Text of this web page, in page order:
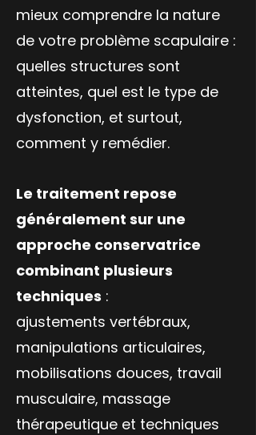
mieux comprendre la nature
de votre problème scapulaire :
quelles structures sont
atteintes, quel est le type de
dysfonction, et surtout,
comment y remédier.
Le traitement repose
généralement sur une
approche conservatrice
combinant plusieurs
techniques :
ajustements vertébraux,
manipulations articulaires,
mobilisations douces, travail
musculaire, massage
thérapeutique et techniques